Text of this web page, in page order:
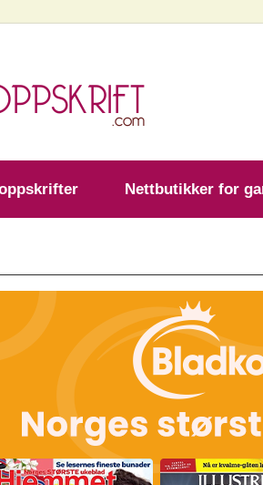
Nettbutikker for